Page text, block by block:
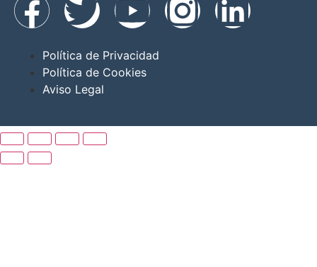
Política de Privacidad
Política de Cookies
Aviso Legal